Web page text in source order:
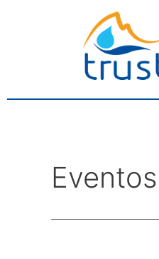
Eventos